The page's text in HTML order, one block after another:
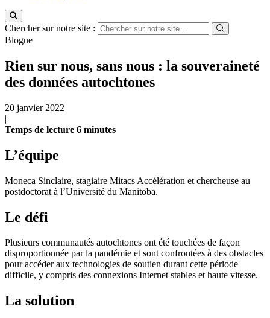
Chercher sur notre site :
Blogue
Rien sur nous, sans nous : la souveraineté
des données autochtones
20 janvier 2022
|
Temps de lecture 6 minutes
L’équipe
Moneca Sinclaire, stagiaire Mitacs Accélération et chercheuse au
postdoctorat à l’Université du Manitoba.
Le défi
Plusieurs communautés autochtones ont été touchées de façon
disproportionnée par la pandémie et sont confrontées à des obstacles
pour accéder aux technologies de soutien durant cette période
difficile, y compris des connexions Internet stables et haute vitesse.
La solution